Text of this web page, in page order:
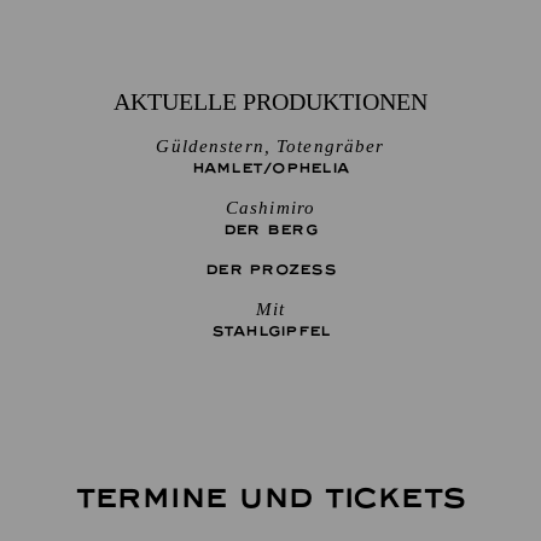
AKTUELLE PRODUKTIONEN
Güldenstern, Totengräber
HAMLET/­OPHELIA
Cashimiro
DER BERG
DER PROZESS
Mit
STAHLGIPFEL
TERMINE UND TICKETS